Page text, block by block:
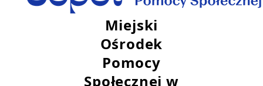
Miejski
Ośrodek
Pomocy
Społecznej w